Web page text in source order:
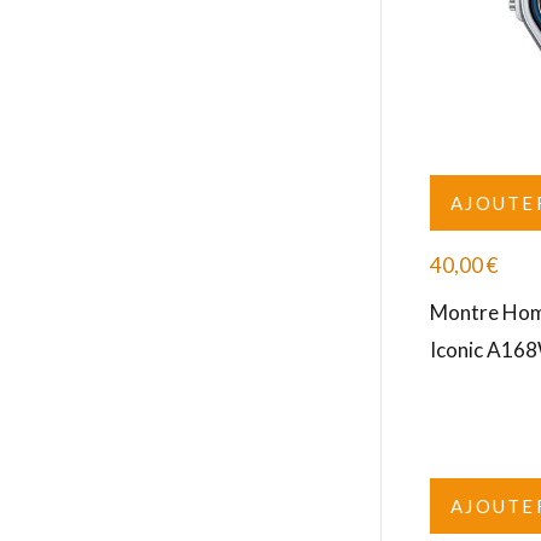
40,00€
Montre
Iconic